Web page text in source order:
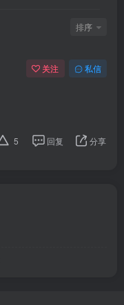
排序
关注 私信
5 回复 分享